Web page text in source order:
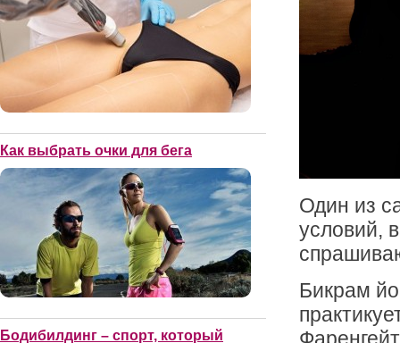
Как выбрать очки для бега
Бодибилдинг – спорт, который
Один из
условий,
Бикрам